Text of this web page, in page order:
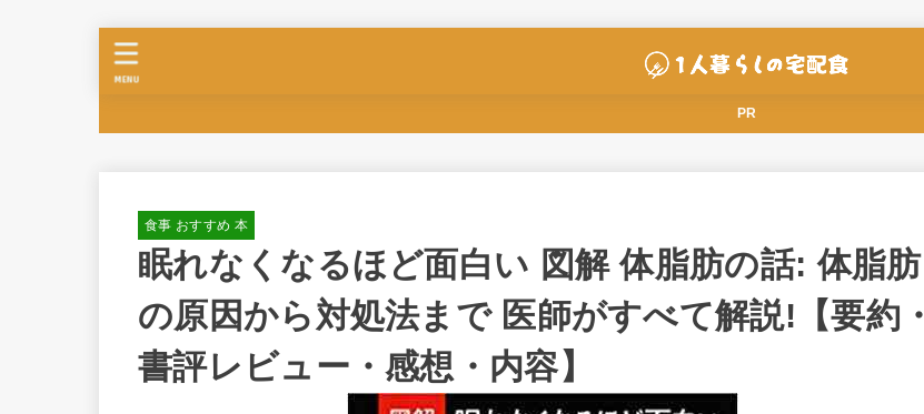
MENU
PR
食事 おすすめ 本
眠れなくなるほど面白い 図解 体脂肪の話: 体脂肪
の原因から対処法まで 医師がすべて解説!【要約・
書評レビュー・感想・内容】